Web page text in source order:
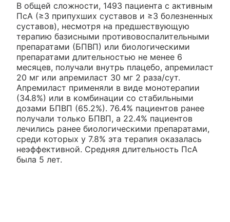
В общей сложности, 1493 пациента с активным
ПсА (≥3 припухших суставов и ≥3 болезненных
суставов), несмотря на предшествующую
терапию базисными противовоспалительными
препаратами (БПВП) или биологическими
препаратами длительностью не менее 6
месяцев, получали внутрь плацебо, апремиласт
20 мг или апремиласт 30 мг 2 раза/сут.
Апремиласт применяли в виде монотерапии
(34.8%) или в комбинации со стабильными
дозами БПВП (65.2%). 76.4% пациентов ранее
получали только БПВП, а 22.4% пациентов
лечились ранее биологическими препаратами,
среди которых у 7.8% эта терапия оказалась
неэффективной. Средняя длительность ПсА
была 5 лет.